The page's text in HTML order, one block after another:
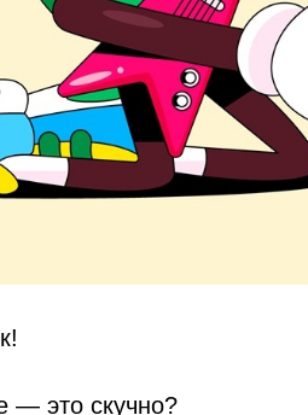
— это скучно?